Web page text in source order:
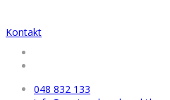
Kontakt
048 832 133